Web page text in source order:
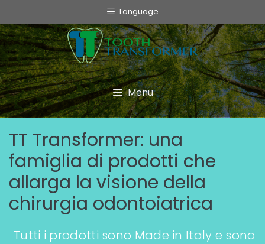
Language
Menu
TT Transformer: una
famiglia di prodotti che
allarga la visione della
chirurgia odontoiatrica
Tutti i prodotti sono Made in Italy e sono